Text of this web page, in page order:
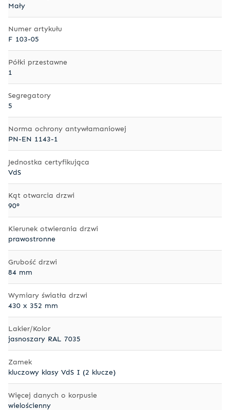
Mały
Numer artykułu
F 103-05
Półki przestawne
1
Segregatory
5
Norma ochrony antywłamaniowej
PN-EN 1143-1
Jednostka certyfikująca
VdS
Kąt otwarcia drzwi
90°
Kierunek otwierania drzwi
prawostronne
Grubość drzwi
84 mm
Wymiary światła drzwi
430 x 352 mm
Lakier/Kolor
jasnoszary RAL 7035
Zamek
kluczowy klasy VdS I (2 klucze)
Więcej danych o korpusie
wielościenny